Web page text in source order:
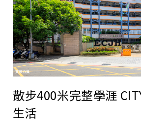
散步400米完整學涯
生活